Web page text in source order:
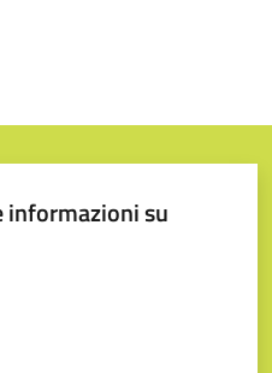
informazioni su